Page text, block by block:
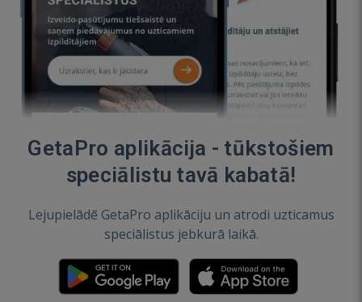
GetaPro aplikācija - tūkstošiem
speciālistu tavā kabatā!
Lejupielādē GetaPro aplikāciju un atrodi uzticamus
speciālistus jebkurā laikā.